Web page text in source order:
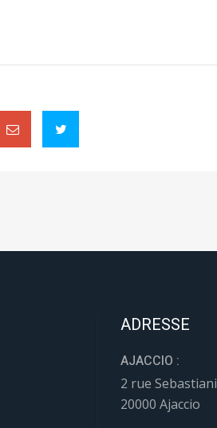
ADRESSE
AJACCIO :
2 rue Sebastiani
20000 Ajaccio